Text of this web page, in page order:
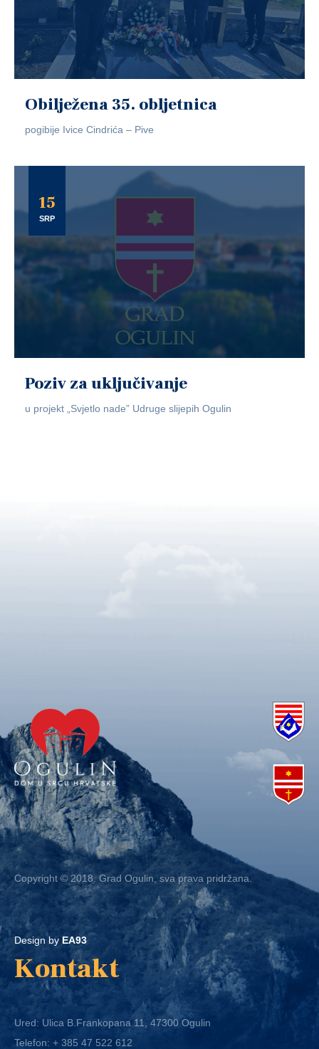
Obilježena 35. obljetnica
pogibije Ivice Cindrića – Pive
15
SRP
Poziv za uključivanje
u projekt „Svjetlo nade” Udruge slijepih Ogulin
Copyright © 2018. Grad Ogulin, sva prava pridržana.
Design by EA93
Kontakt
Ured: Ulica B.Frankopana 11, 47300 Ogulin
Telefon: + 385 47 522 612